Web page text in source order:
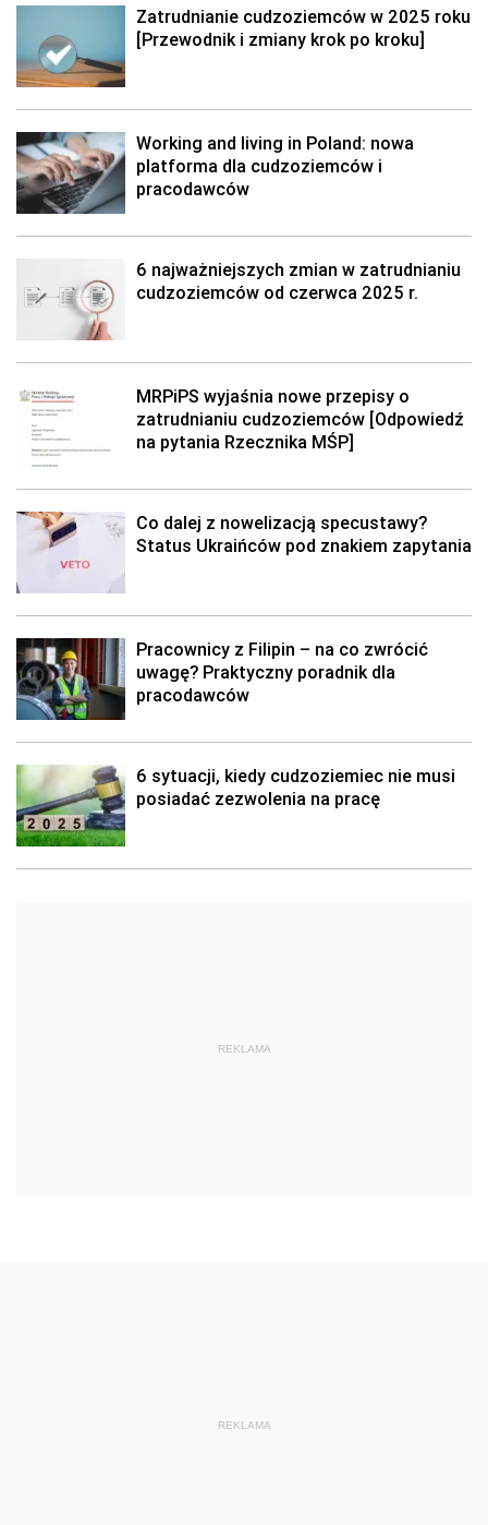
Zatrudnianie cudzoziemców w 2025 roku
[Przewodnik i zmiany krok po kroku]
Working and living in Poland: nowa
platforma dla cudzoziemców i
pracodawców
6 najważniejszych zmian w zatrudnianiu
cudzoziemców od czerwca 2025 r.
MRPiPS wyjaśnia nowe przepisy o
zatrudnianiu cudzoziemców [Odpowiedź
na pytania Rzecznika MŚP]
Co dalej z nowelizacją specustawy?
Status Ukraińców pod znakiem zapytania
Pracownicy z Filipin – na co zwrócić
uwagę? Praktyczny poradnik dla
pracodawców
6 sytuacji, kiedy cudzoziemiec nie musi
posiadać zezwolenia na pracę
REKLAMA
REKLAMA